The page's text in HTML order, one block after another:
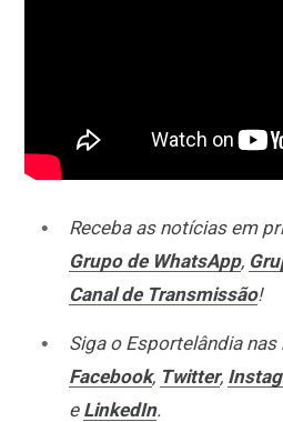
Receba as notícias em
Grupo de WhatsApp,
Canal de Transmissão!
Siga o Esportelândia
Facebook, Twitter,
e LinkedIn.